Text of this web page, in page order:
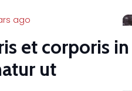
ago
et corporis in
ut